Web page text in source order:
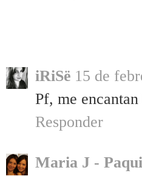
iRiSë 15 de
Pf, me
Responder
Maria J - Paqui